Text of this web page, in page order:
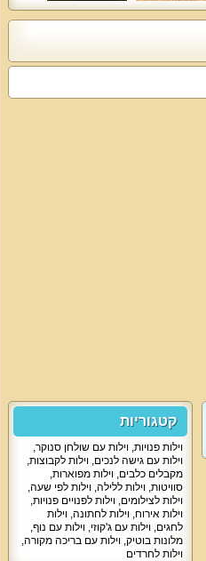
קטגוריות
וילות פנויות, וילות עם שולחן סנוקר,
וילות עם גישה לנכים, וילות לקבוצות,
מקבלים כלבים, וילות מפוארות,
סוויטות, וילות ללילה, וילות לפי שעה,
וילות לצילומים, וילות לפנויים פנויות,
וילות אירוח, וילות לחתונה, וילות
לחגים, וילות עם ג'קוזי, וילות עם נוף,
מלונות בוטיק, וילות עם בריכה מקורה,
וילות לחרדים